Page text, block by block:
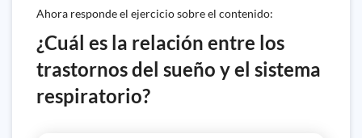
Ahora responde el ejercicio sobre el contenido:
¿Cuál es la relación entre los
trastornos del sueño y el sistema
respiratorio?